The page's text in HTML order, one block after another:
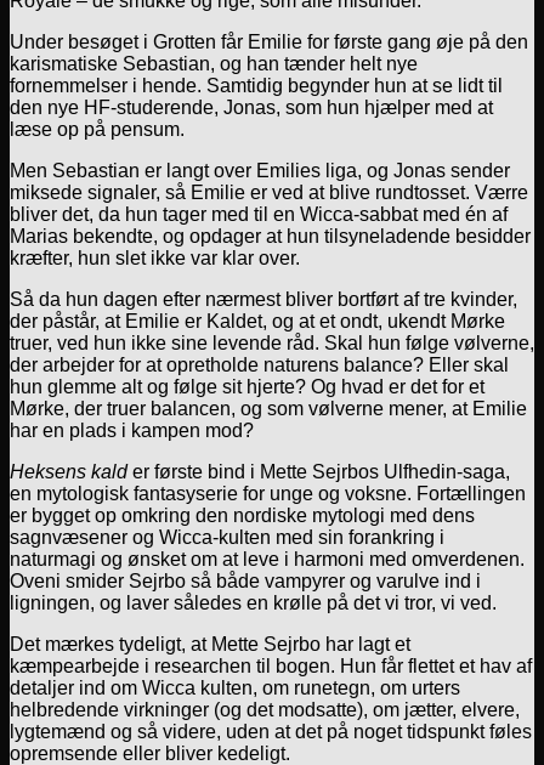
Under besøget i Grotten får Emilie for første gang øje på den
karismatiske Sebastian, og han tænder helt nye
fornemmelser i hende. Samtidig begynder hun at se lidt til
den nye HF-studerende, Jonas, som hun hjælper med at
læse op på pensum.
Men Sebastian er langt over Emilies liga, og Jonas sender
miksede signaler, så Emilie er ved at blive rundtosset. Værre
bliver det, da hun tager med til en Wicca-sabbat med én af
Marias bekendte, og opdager at hun tilsyneladende besidder
kræfter, hun slet ikke var klar over.
Så da hun dagen efter nærmest bliver bortført af tre kvinder,
der påstår, at Emilie er Kaldet, og at et ondt, ukendt Mørke
truer, ved hun ikke sine levende råd. Skal hun følge vølverne,
der arbejder for at opretholde naturens balance? Eller skal
hun glemme alt og følge sit hjerte? Og hvad er det for et
Mørke, der truer balancen, og som vølverne mener, at Emilie
har en plads i kampen mod?
Heksens kalder første bind i Mette Sejrbos Ulfhedin-saga,
en mytologisk fantasyserie for unge og voksne. Fortællingen
er bygget op omkring den nordiske mytologi med dens
sagnvæsener og Wicca-kulten med sin forankring i
naturmagi og ønsket om at leve i harmoni med omverdenen.
Oveni smider Sejrbo så både vampyrer og varulve ind i
ligningen, og laver således en krølle på det vi tror, vi ved.
Det mærkes tydeligt, at Mette Sejrbo har lagt et
kæmpearbejde i researchen til bogen. Hun får flettet et hav af
detaljer ind om Wicca kulten, om runetegn, om urters
helbredende virkninger (og det modsatte), om jætter, elvere,
lygtemænd og så videre, uden at det på noget tidspunkt føles
opremsende eller bliver kedeligt.